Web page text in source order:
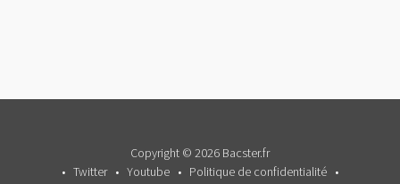
Copyright © 2026 Bacster.fr
Twitter
Youtube
Politique de confidentialité